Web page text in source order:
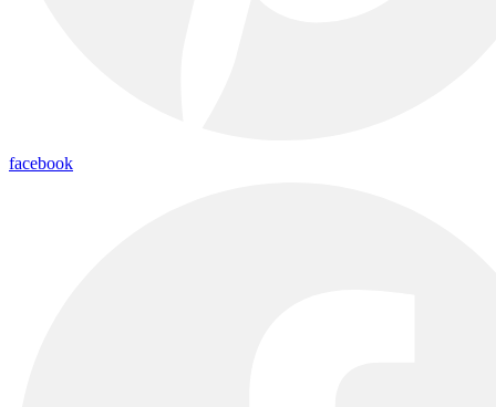
facebook